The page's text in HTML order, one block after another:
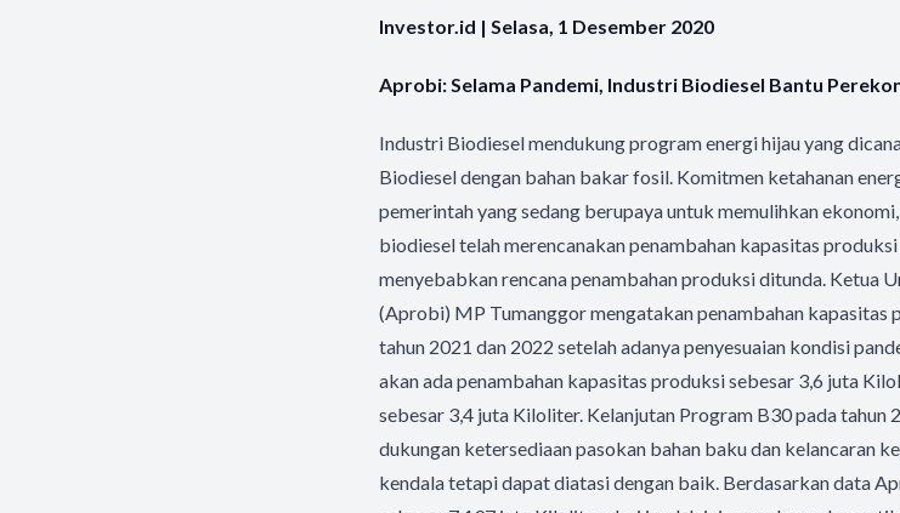
Investor.id | Selasa, 1 Desember 2020
Aprobi: Selama Pandemi, Industri Biodiesel Bantu
Industri Biodiesel mendukung program energi hijau yang
Biodiesel dengan bahan bakar fosil. Komitmen ketahanan
pemerintah yang sedang berupaya untuk memulihkan
biodiesel telah merencanakan penambahan kapasitas
menyebabkan rencana penambahan produksi ditunda. Ketua
(Aprobi) MP Tumanggor mengatakan penambahan kapasitas
tahun 2021 dan 2022 setelah adanya penyesuaian kondisi
akan ada penambahan kapasitas produksi sebesar 3,6 juta
sebesar 3,4 juta Kiloliter. Kelanjutan Program B30 pada tahun
dukungan ketersediaan pasokan bahan baku dan kelancaran
kendala tetapi dapat diatasi dengan baik. Berdasarkan data